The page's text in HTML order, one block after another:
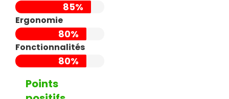
85%
Ergonomie
80%
Fonctionnalités
80%
Points